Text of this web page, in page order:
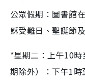
公眾假期：圖書館
穌受難日、聖誕節
*星期二：上午10
期除外）：下午1